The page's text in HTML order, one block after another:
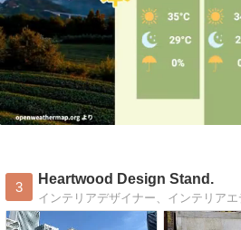
3
Heartwood Design Stand.